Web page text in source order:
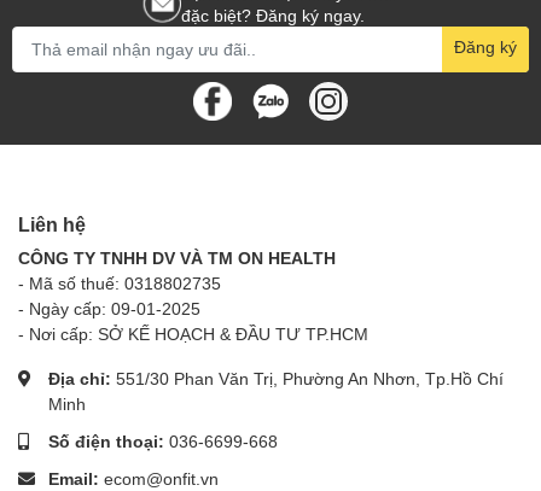
đặc biệt? Đăng ký ngay.
Đăng ký
Liên hệ
CÔNG TY TNHH DV VÀ TM ON HEALTH
- Mã số thuế: 0318802735
- Ngày cấp: 09-01-2025
- Nơi cấp: SỞ KẾ HOẠCH & ĐẦU TƯ TP.HCM
Địa chỉ: 551/30 Phan Văn Trị, Phường An Nhơn, Tp.Hồ Chí
Minh
Số điện thoại: 036-6699-668
Email: ecom@onfit.vn